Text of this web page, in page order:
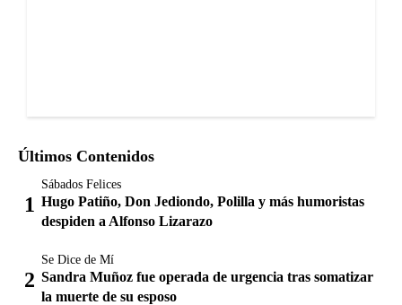
Últimos Contenidos
Sábados Felices
Hugo Patiño, Don Jediondo, Polilla y más humoristas
despiden a Alfonso Lizarazo
Se Dice de Mí
Sandra Muñoz fue operada de urgencia tras somatizar
la muerte de su esposo